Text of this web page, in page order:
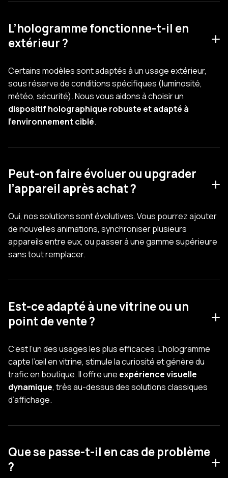
L’hologramme fonctionne-t-il en
extérieur ?
Certains modèles sont adaptés à un usage extérieur,
sous réserve de conditions spécifiques (luminosité,
météo, sécurité). Nous vous aidons à choisir un
dispositif holographique robuste et adapté à
l’environnement ciblé.
Peut-on faire évoluer ou upgrader
l’appareil après achat ?
Oui, nos solutions sont évolutives. Vous pourrez ajouter
de nouvelles animations, synchroniser plusieurs
appareils entre eux, ou passer à une gamme supérieure
sans tout remplacer.
Est-ce adapté à une vitrine ou un
point de vente ?
C’est l’un des usages les plus efficaces. L’hologramme
capte l’œil en vitrine, stimule la curiosité et génère du
trafic en boutique. Il offre une expérience visuelle
dynamique, très au-dessus des solutions classiques
d’affichage.
Que se passe-t-il en cas de problème
?